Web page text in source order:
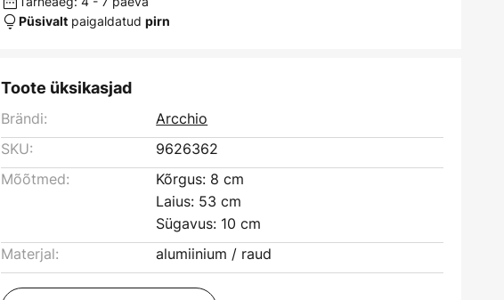
Püsivalt paigaldatudpirn
Toote üksikasjad
Brändi:
Arcchio
SKU:
9626362
Mõõtmed:
Kõrgus: 8 cm
Laius: 53 cm
Sügavus: 10 cm
Materjal:
alumiinium / raud